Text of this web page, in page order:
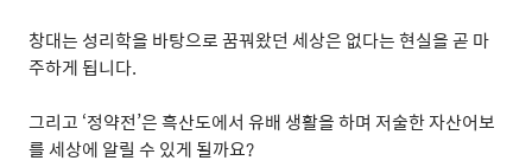
창대는 성리학을 바탕으로 꿈꿔왔던 세상은 없다는 현실을 곧 마
주하게 됩니다.
그리고 ‘정약전’은 흑산도에서 유배 생활을 하며 저술한 자산어보
를 세상에 알릴 수 있게 될까요?